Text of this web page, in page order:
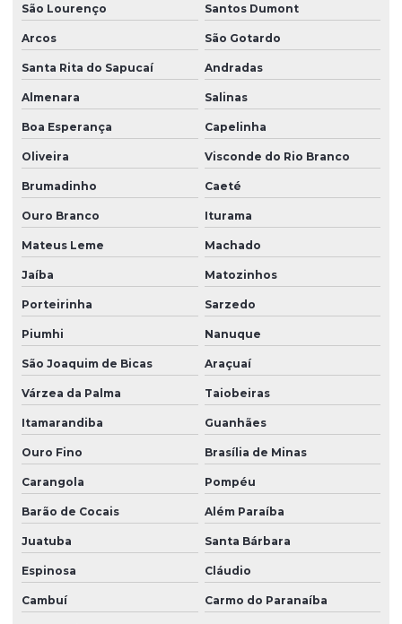
São Lourenço Santos Dumont
Arcos São Gotardo
Santa Rita do Sapucaí Andradas
Almenara Salinas
Boa Esperança Capelinha
Oliveira Visconde do Rio Branco
Brumadinho Caeté
Ouro Branco Iturama
Mateus Leme Machado
Jaíba Matozinhos
Porteirinha Sarzedo
Piumhi Nanuque
São Joaquim de Bicas Araçuaí
Várzea da Palma Taiobeiras
Itamarandiba Guanhães
Ouro Fino Brasília de Minas
Carangola Pompéu
Barão de Cocais Além Paraíba
Juatuba Santa Bárbara
Espinosa Cláudio
Cambuí Carmo do Paranaíba